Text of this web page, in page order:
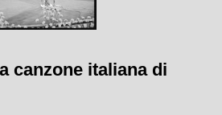
canzone italiana di